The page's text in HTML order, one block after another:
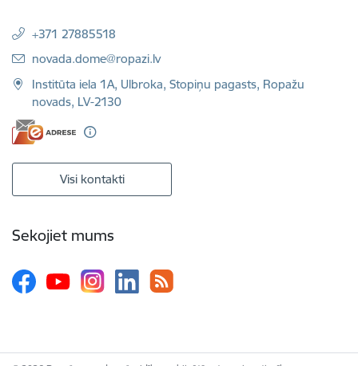
+371 27885518
E-pasts:
novada.dome@ropazi.lv
Institūta iela 1A, Ulbroka, Stopiņu pagasts, Ropažu
novads, LV-2130
Visi kontakti
Sekojiet mums